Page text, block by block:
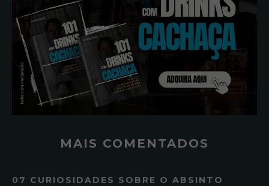
MAIS COMENTADOS
07 CURIOSIDADES SOBRE O ABSINTO